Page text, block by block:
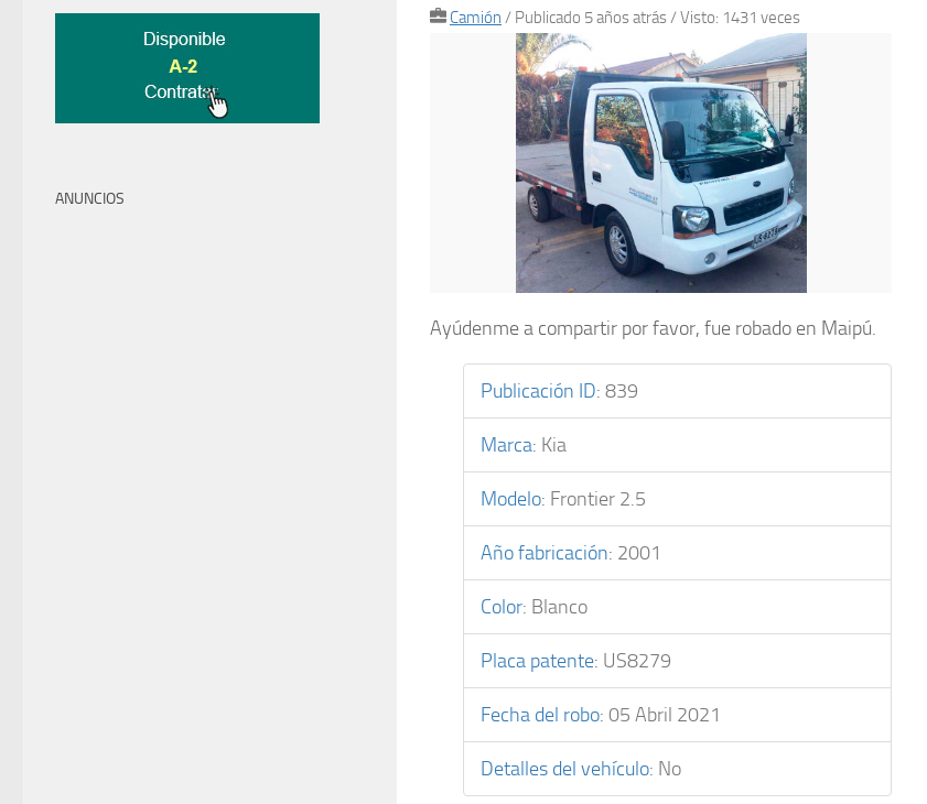
Camión / Publicado 5 años atrás/ Visto: 1431 veces
Ayúdenme a compartir por favor, fue robado en Maipú.
Publicación ID: 839
Marca: Kia
Modelo: Frontier 2.5
Año fabricación: 2001
Color: Blanco
Placa patente: US8279
Fecha del robo: 05 Abril 2021
Detalles del vehículo: No
ANUNCIOS